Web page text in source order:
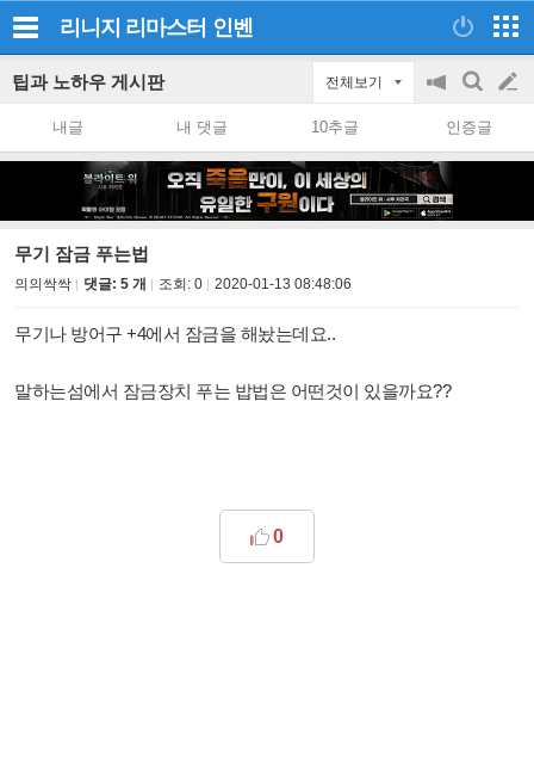
리니지 리마스터 인벤
팁과 노하우 게시판 전체보기
공
on/off
검
색
글
쓰
내글 내 댓글 10추글 인증글
무기 잠금 푸는법
의의싹싹 댓글: 5 개 조회: 0 2020-01-13 08:48:06
무기나 방어구 +4에서 잠금을 해놨는데요..
말하는섬에서 잠금장치 푸는 밥법은 어떤것이 있을까요??
0